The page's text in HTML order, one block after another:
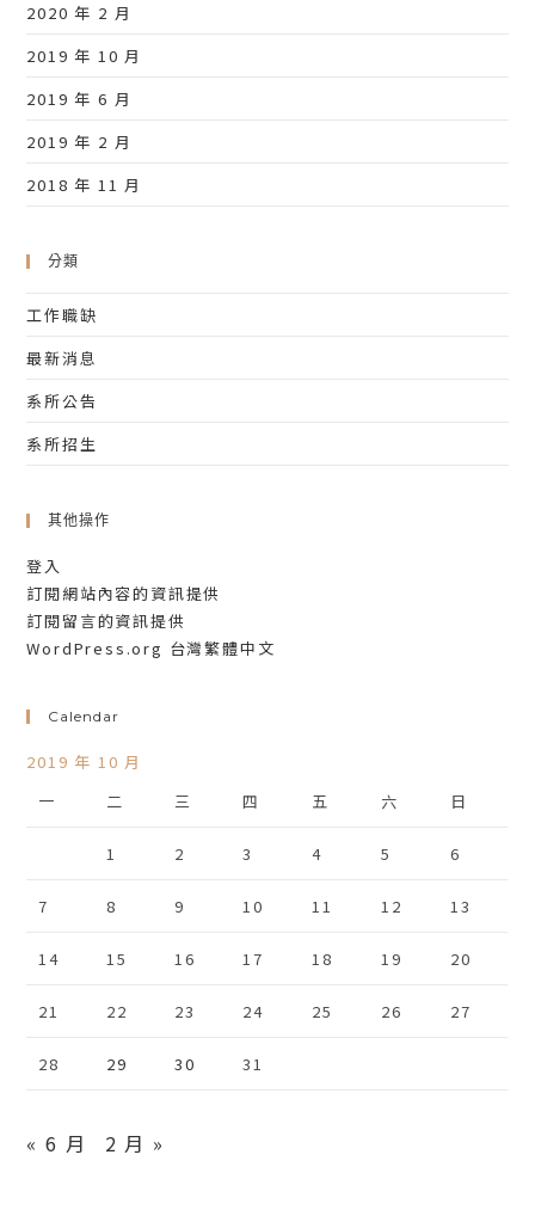
2020 年 2 月
2019 年 10 月
2019 年 6 月
2019 年 2 月
2018 年 11 月
分類
工作職缺
最新消息
系所公告
系所招生
其他操作
登入
訂閱網站內容的資訊提供
訂閱留言的資訊提供
WordPress.org 台灣繁體中文
Calendar
2019 年 10 月
一
二 三 四 五 六 日
1 2 3 4 5 6
7 8 9 10 11 12 13
14 15 16 17 18 19 20
21 22 23 24 25 26 27
28 29 30 31
« 6 月 2 月 »